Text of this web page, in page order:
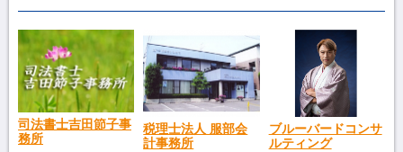
司法書士吉田節子事
務所
税理士法人 服部会
計事務所
ブルーバードコンサ
ルティング